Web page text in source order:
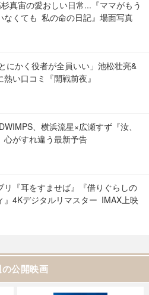
杉真宙の愛おしい日常...『ママがもう
なくても 私の命の日記』場面写真
にかく役者が全員いい」池松壮亮&
熱い口コミ『開戦前夜』
、横浜流星×広瀬すず『汝、
心がすれ違う最新予告
リ『耳をすませば』『借りぐらしの
』4Kデジタルリマスター IMAX上映
の公開映画